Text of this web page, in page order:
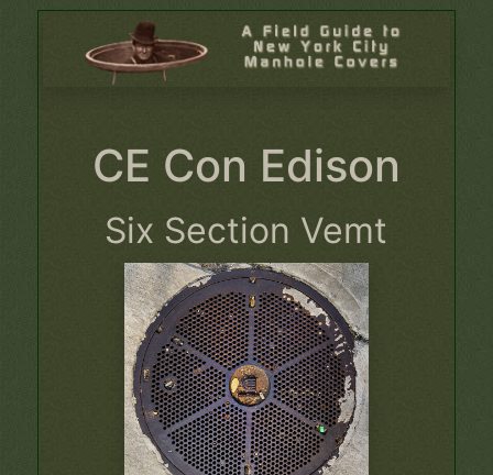
CE Con Edison
Six Section Vemt